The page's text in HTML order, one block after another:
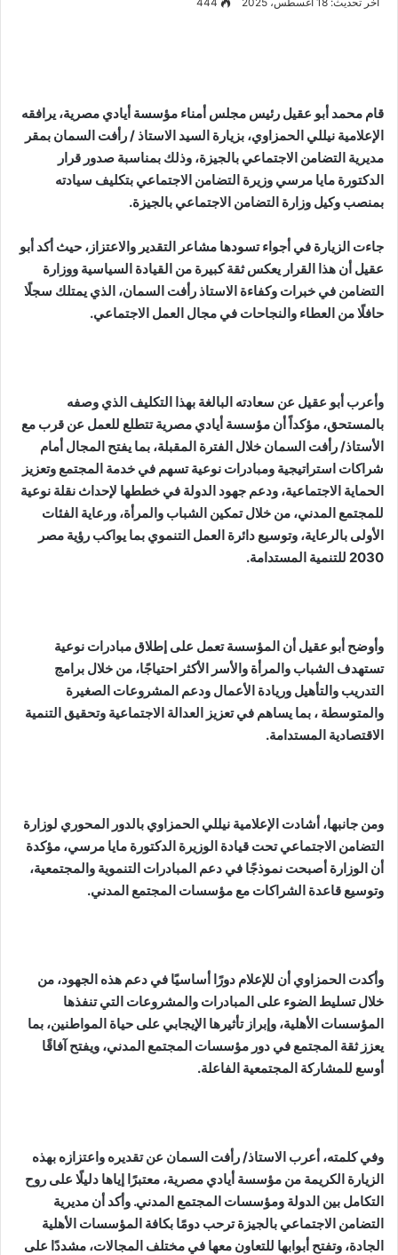
قام محمد أبو عقيل رئيس مجلس أمناء مؤسسة أيادي مصرية، يرافقه
الإعلامية نيللي الحمزاوي، بزيارة السيد الاستاذ / رأفت السمان بمقر
مديرية التضامن الاجتماعي بالجيزة، وذلك بمناسبة صدور قرار
الدكتورة مايا مرسي وزيرة التضامن الاجتماعي بتكليف سيادته
بمنصب وكيل وزارة التضامن الاجتماعي بالجيزة.
جاءت الزيارة في أجواء تسودها مشاعر التقدير والاعتزاز، حيث أكد أبو
عقيل أن هذا القرار يعكس ثقة كبيرة من القيادة السياسية ووزارة
التضامن في خبرات وكفاءة الاستاذ رأفت السمان، الذي يمتلك سجلًا
حافلًا من العطاء والنجاحات في مجال العمل الاجتماعي.
وأعرب أبو عقيل عن سعادته البالغة بهذا التكليف الذي وصفه
بالمستحق، مؤكداً أن مؤسسة أيادي مصرية تتطلع للعمل عن قرب مع
الأستاذ/ رأفت السمان خلال الفترة المقبلة، بما يفتح المجال أمام
شراكات استراتيجية ومبادرات نوعية تسهم في خدمة المجتمع وتعزيز
الحماية الاجتماعية، ودعم جهود الدولة في خططها لإحداث نقلة نوعية
للمجتمع المدني، من خلال تمكين الشباب والمرأة، ورعاية الفئات
الأولى بالرعاية، وتوسيع دائرة العمل التنموي بما يواكب رؤية مصر
2030 للتنمية المستدامة.
وأوضح أبو عقيل أن المؤسسة تعمل على إطلاق مبادرات نوعية
تستهدف الشباب والمرأة والأسر الأكثر احتياجًا، من خلال برامج
التدريب والتأهيل وريادة الأعمال ودعم المشروعات الصغيرة
والمتوسطة ، بما يساهم في تعزيز العدالة الاجتماعية وتحقيق التنمية
الاقتصادية المستدامة.
ومن جانبها، أشادت الإعلامية نيللي الحمزاوي بالدور المحوري لوزارة
التضامن الاجتماعي تحت قيادة الوزيرة الدكتورة مايا مرسي، مؤكدة
أن الوزارة أصبحت نموذجًا في دعم المبادرات التنموية والمجتمعية،
وتوسيع قاعدة الشراكات مع مؤسسات المجتمع المدني.
وأكدت الحمزاوي أن للإعلام دورًا أساسيًا في دعم هذه الجهود، من
خلال تسليط الضوء على المبادرات والمشروعات التي تنفذها
المؤسسات الأهلية، وإبراز تأثيرها الإيجابي على حياة المواطنين، بما
يعزز ثقة المجتمع في دور مؤسسات المجتمع المدني، ويفتح آفاقًا
أوسع للمشاركة المجتمعية الفاعلة.
وفي كلمته، أعرب الاستاذ/ رأفت السمان عن تقديره واعتزازه بهذه
الزيارة الكريمة من مؤسسة أيادي مصرية، معتبرًا إياها دليلًا على روح
التكامل بين الدولة ومؤسسات المجتمع المدني. وأكد أن مديرية
التضامن الاجتماعي بالجيزة ترحب دومًا بكافة المؤسسات الأهلية
الجادة، وتفتح أبوابها للتعاون معها في مختلف المجالات، مشددًا على